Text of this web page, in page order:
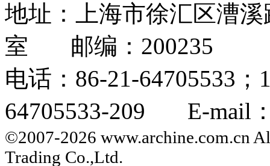
地址：上海市徐汇区漕
室 邮编：200235
电话：86-21-64705533
64705533-209 E-mail：
©2007-2026 www.archine.com.cn
Trading Co.,Ltd.